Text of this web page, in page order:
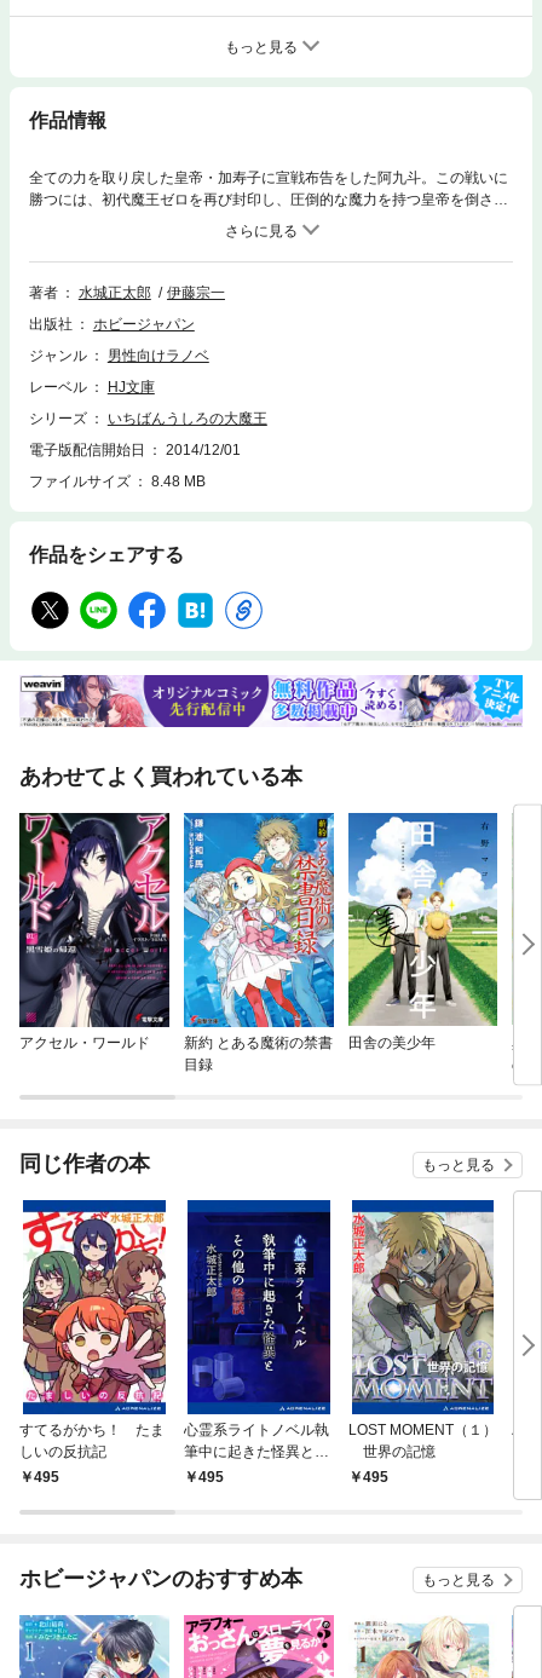
もっと見る
作品情報
全ての力を取り戻した皇帝・加寿子に宣戦布告をした阿九斗。この戦いに
勝つには、初代魔王ゼロを再び封印し、圧倒的な魔力を持つ皇帝を倒さな
ければならない。この事態にCIMO8の一人、USDが阿九斗たちにもたらし
た秘策とは？ 想像を超えた舞台で繰り広げられる魔王戦争のクライマック
ス。阿九斗は皇帝の野望を止めることが出来るのか!?
著者
水城正太郎
伊藤宗一
出版社
ホビージャパン
ジャンル
男性向けラノベ
レーベル
HJ文庫
シリーズ
いちばんうしろの大魔王
電子版配信開始日
2014/12/01
ファイルサイズ
8.48 MB
作品をシェアする
あわせてよく買われている本
アクセル・ワールド
新約 とある魔術の禁書
目録
田舎の美少年
異
の
同じ作者の本 もっと見る
すてるがかち！ たま
しいの反抗記
495
心霊系ライトノベル執
筆中に起きた怪異とそ
の他の怪談
495
LOST MOMENT（１）
世界の記憶
495
ハ
ホビージャパンのおすすめ本 もっと見る